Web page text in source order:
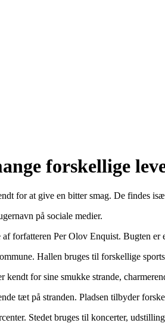
forskellige
for at give en bitter smag. De findes
på sociale medier.
forfatteren Per Olov Enquist. Bugten
Hallen bruges til forskellige
for sine smukke strande,
tæt på stranden. Pladsen tilbyder
Stedet bruges til koncerter,